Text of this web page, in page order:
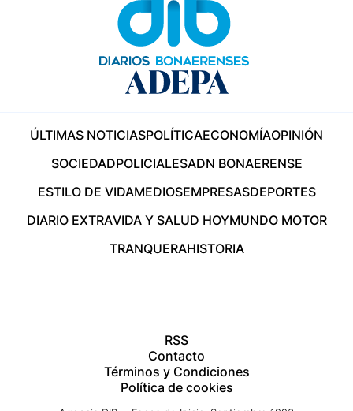
ÚLTIMAS NOTICIASPOLÍTICAECONOMÍAOPINIÓN
SOCIEDADPOLICIALESADN BONAERENSE
ESTILO DE VIDAMEDIOSEMPRESASDEPORTES
DIARIO EXTRAVIDA Y SALUD HOYMUNDO MOTOR
TRANQUERAHISTORIA
RSS
Contacto
Términos y Condiciones
Política de cookies